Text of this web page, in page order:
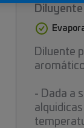
Diluente
- Dada a